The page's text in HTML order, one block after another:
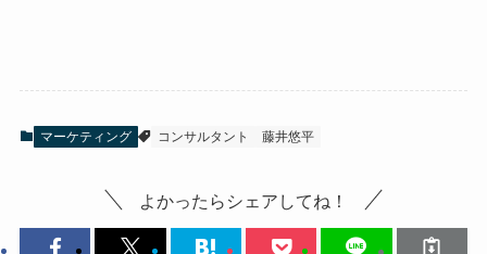
マーケティング コンサルタント 藤井悠平
よかったらシェアしてね！